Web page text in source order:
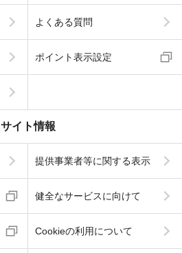
よくある質問
ポイント表示設定
サイト情報
提供事業者等に関する表示
健全なサービスに向けて
Cookieの利用について